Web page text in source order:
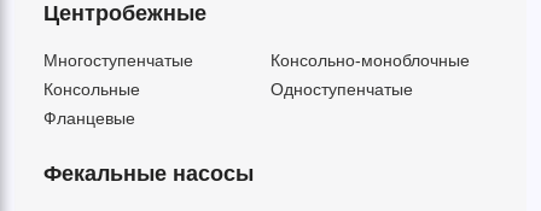
Центробежные
Многоступенчатые
Консольно-моноблочные
Консольные
Одноступенчатые
Фланцевые
Фекальные насосы